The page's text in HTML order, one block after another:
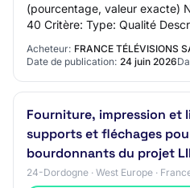
(pourcentage, valeur exacte)
40 Critère: Type: Qualité
Performance
Acheteur: FRANCE TÉLÉVISIONS
Date de publication: 24 juin 2026
Fourniture, impression et
supports et fléchages
bourdonnants du projet
24-Dordogne · West Europe ·